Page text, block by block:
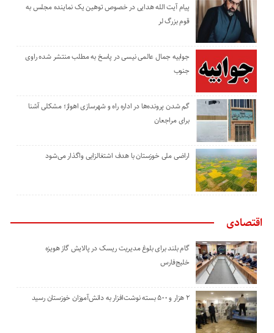
پیام آیت الله هدایی در خصوص توهین یک نماینده مجلس به
قوم بزرگ لر
جوابیه جمال عالمی نیسی در پاسخ به مطلب منتشر شده راوی
جنوب
گم شدن پرونده‌ها در اداره راه و شهرسازی اهواز؛ مشکلی آشنا
برای مراجعان
اراضی ملی خوزستان با هدف اشتغالزایی واگذار می‌شود
اقتصادی
گام بلند برای بلوغ مدیریت ریسک در پالایش گاز هویزه
خلیج‌فارس
۲ هزار و ۵۰۰ بسته نوشت‌افزار به دانش‌آموزان خوزستان رسید